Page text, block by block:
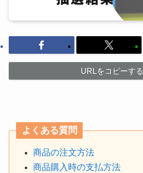
URLをコピーする
よくある質問
商品の注文方法
商品購入時の支払方法